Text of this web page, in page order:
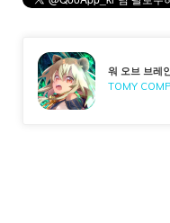
워 오브 브레
TOMY